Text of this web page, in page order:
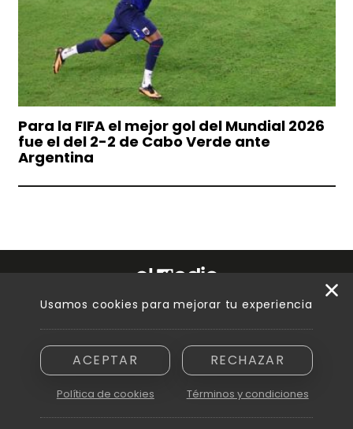
Para la FIFA el mejor gol del Mundial 2026
fue el del 2-2 de Cabo Verde ante
Argentina
Razón social: Innovamedia S. A. - CUIT asignada: 30-71894810-6
Domicilio: Peatonal Sarmiento 250, piso 6.º, oficina B - Ciudad de
Mendoza (5500)
Usamos cookies para mejorar tu experiencia
ACEPTAR RECHAZAR
Política de cookies Términos y condiciones